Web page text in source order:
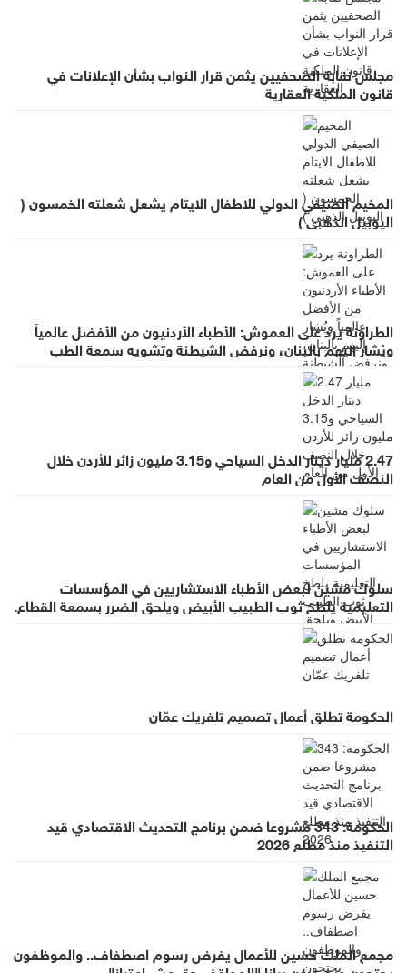
مجلس نقابة الصحفيين يثمن قرار النواب بشأن الإعلانات في
قانون الملكية العقارية
المخيم الصيفي الدولي للاطفال الايتام يشعل شعلته الخمسون (
اليوبيل الذهبي )
الطراونة يرد على العموش: الأطباء الأردنيون من الأفضل عالمياً
ويُشار إليهم بالبنان، ونرفض الشيطنة وتشويه سمعة الطب
بالعموميات
2.47 مليار دينار الدخل السياحي و3.15 مليون زائر للأردن خلال
النصف الأول من العام
سلوك مشين لبعض الأطباء الاستشاريين في المؤسسات
التعليمية يلطخ ثوب الطبيب الأبيض ويلحق الضرر بسمعة القطاع.
الحكومة تطلق أعمال تصميم تلفريك عمّان
الحكومة: 343 مشروعا ضمن برنامج التحديث الاقتصادي قيد
التنفيذ منذ مطلع 2026
مجمع الملك حسين للأعمال يفرض رسوم اصطفاف.. والموظفون